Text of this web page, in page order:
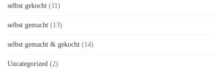
selbst gekocht (11)
selbst gemacht (13)
selbst gemacht & gekocht (14)
Uncategorized (2)